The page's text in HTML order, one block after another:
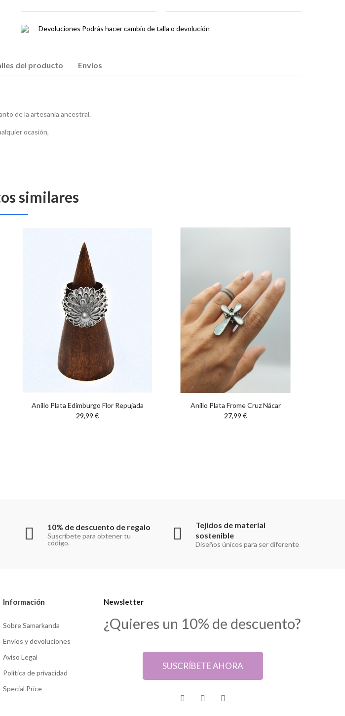
Devoluciones Podrás hacer cambio de talla o devolución
del producto Envíos
de la artesanía ancestral.
ocasión,
similares
Anillo Plata Edimburgo Flor Repujada
29,99 €
Anillo Plata Frome Cruz Nácar
27,99 €
10% de descuento de regalo
Suscríbete para obtener tu
código.
Tejidos de material
sostenible
Diseños únicos para ser diferente
Información
Sobre Samarkanda
Envíos y devoluciones
Aviso Legal
Política de privacidad
Special Price
Newsletter
¿Quieres un 10% de descuento?
SUSCRÍBETE AHORA